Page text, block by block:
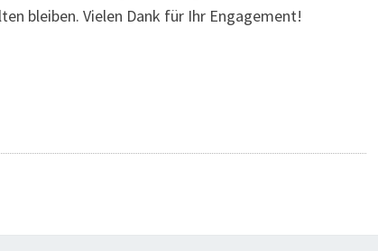
bleiben. Vielen Dank für Ihr Engagement!